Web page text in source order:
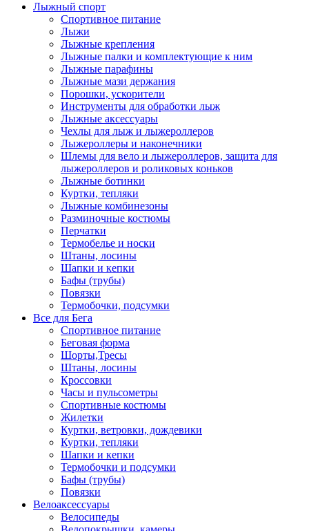
Лыжный спорт
Спортивное питание
Лыжи
Лыжные крепления
Лыжные палки и комплектующие к ним
Лыжные парафины
Лыжные мази держания
Порошки, ускорители
Инструменты для обработки лыж
Лыжные аксессуары
Чехлы для лыж и лыжероллеров
Лыжероллеры и наконечники
Шлемы для вело и лыжероллеров, защита для
лыжероллеров и роликовых коньков
Лыжные ботинки
Куртки, тепляки
Лыжные комбинезоны
Разминочные костюмы
Перчатки
Термобелье и носки
Штаны, лосины
Шапки и кепки
Бафы (трубы)
Повязки
Термобочки, подсумки
Все для Бега
Спортивное питание
Беговая форма
Шорты,Тресы
Штаны, лосины
Кроссовки
Часы и пульсометры
Спортивные костюмы
Жилетки
Куртки, ветровки, дождевики
Куртки, тепляки
Шапки и кепки
Термобочки и подсумки
Бафы (трубы)
Повязки
Велоаксессуары
Велосипеды